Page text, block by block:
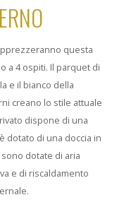
questa
a 4 ospiti. Il parquet di
e il bianco della
creano lo stile attuale
dispone di una
dotato di una doccia in
dotate di aria
e di riscaldamento